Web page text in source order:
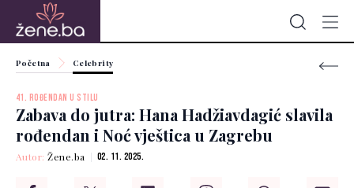
Početna Celebrity
41. ROĐENDAN U STILU
Zabava do jutra: Hana Hadžiavdagić slavila
rođendan i Noć vještica u Zagrebu
Autor:Žene.ba 02. 11. 2025.